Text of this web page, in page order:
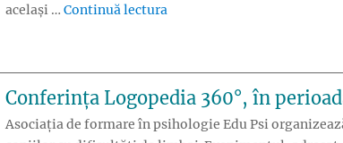
același … Continuă lectura
Conferința Logopedia 360°, în
Asociația de formare în psihologie Edu Psi